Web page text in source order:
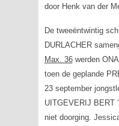
door Henk van der
De tweeëntwintig
DURLACHER
Max. 36werden
toen de geplande
23 september
UITGEVERIJ BERT
niet doorging.